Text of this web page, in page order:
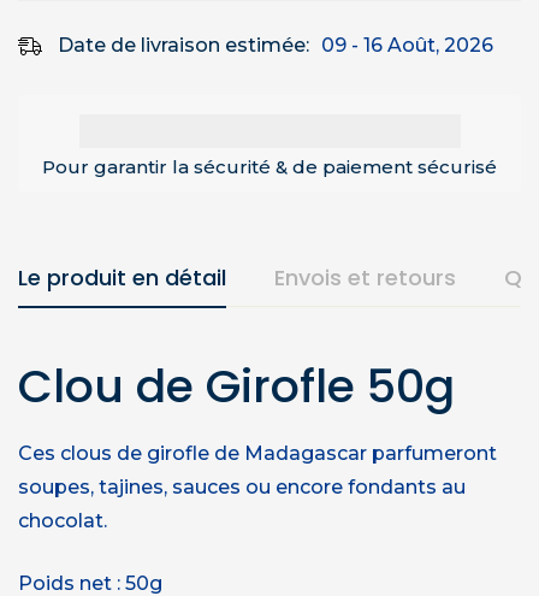
Date de livraison estimée: 09 - 16 Août, 2026
Pour garantir la sécurité & de paiement sécurisé
Le produit en détail Envois et retours
Clou de Girofle 50g
Ces clous de girofle de Madagascar parfumeront
soupes, tajines, sauces ou encore fondants au
chocolat.
Poids net : 50g